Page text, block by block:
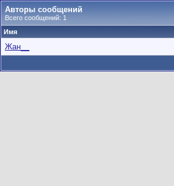
Авторы сообщений
Всего сообщений: 1
Имя
Жан__